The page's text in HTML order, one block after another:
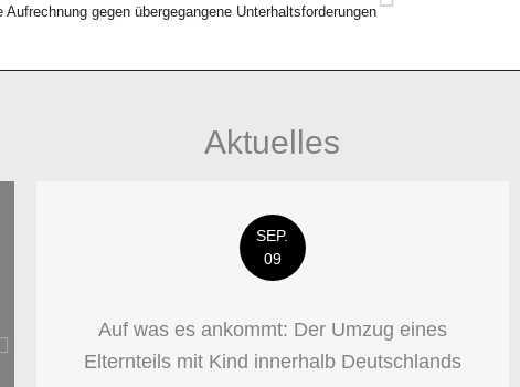
Aufrechnung gegen übergegangene Unterhaltsforderungen
Aktuelles
SEP.
09
Auf was es ankommt: Der Umzug eines
Elternteils mit Kind innerhalb Deutschlands